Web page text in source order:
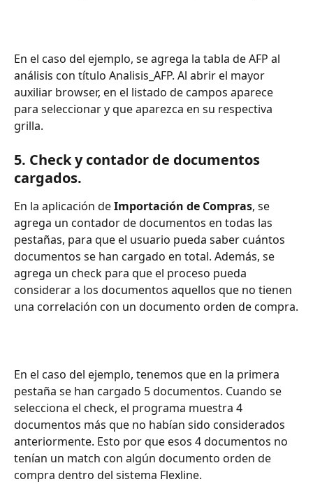
En el caso del ejemplo, se agrega la tabla de AFP al
análisis con título Analisis_AFP. Al abrir el mayor
auxiliar browser, en el listado de campos aparece
para seleccionar y que aparezca en su respectiva
grilla.
5. Check y contador de documentos
cargados.
En la aplicación de Importación de Compras, se
agrega un contador de documentos en todas las
pestañas, para que el usuario pueda saber cuántos
documentos se han cargado en total. Además, se
agrega un check para que el proceso pueda
considerar a los documentos aquellos que no tienen
una correlación con un documento orden de compra.
En el caso del ejemplo, tenemos que en la primera
pestaña se han cargado 5 documentos. Cuando se
selecciona el check, el programa muestra 4
documentos más que no habían sido considerados
anteriormente. Esto por que esos 4 documentos no
tenían un match con algún documento orden de
compra dentro del sistema Flexline.